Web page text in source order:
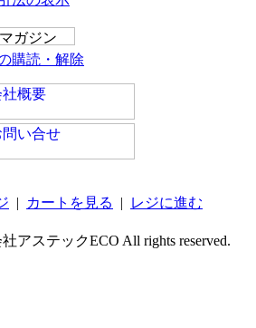
購読・解除
| カートを見る | レジに進む
アステックECO All rights reserved.